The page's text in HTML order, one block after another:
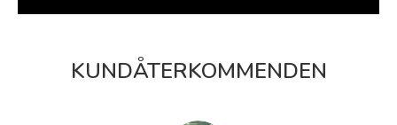
KUNDÅTERKOMMENDEN